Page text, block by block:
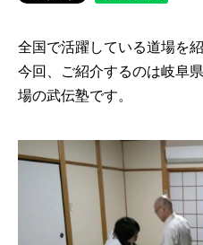
全国で活躍している道場を
今回、ご紹介するのは岐阜
場の武伝塾です。